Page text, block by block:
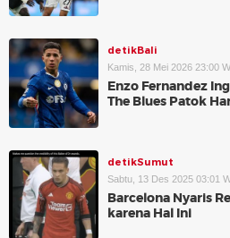
detikBali
Kamis, 28 Mei 2026 23:00
Enzo Fernandez
The Blues Patok
detikSumut
Sabtu, 13 Des 2025 03:01
Barcelona Nyaris
karena Hal Ini